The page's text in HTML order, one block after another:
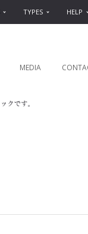
TYPES HELP
MEDIA